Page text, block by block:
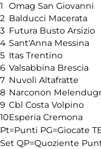
1
Omag San Giovanni
2 Balducci Macerata
3 Futura Busto Arsizio
4 Sant'Anna Messina
5 Itas Trentino
6 Valsabbina Brescia
7 Nuvolì Altafratte
8 Narconon
9 Cbl Costa Volpino
10Esperia Cremona
Pt=Punti PG=Giocate
Set QP=Quoziente